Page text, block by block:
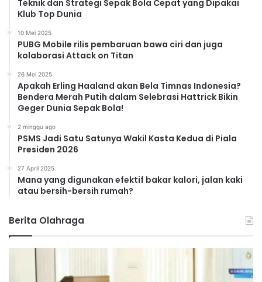
Teknik dan Strategi Sepak Bola Cepat yang Dipakai
Klub Top Dunia
10 Mei 2025
PUBG Mobile rilis pembaruan bawa ciri dan juga
kolaborasi Attack on Titan
26 Mei 2025
Apakah Erling Haaland akan Bela Timnas Indonesia?
Bendera Merah Putih dalam Selebrasi Hattrick Bikin
Geger Dunia Sepak Bola!
2 minggu ago
PSMS Jadi Satu Satunya Wakil Kasta Kedua di Piala
Presiden 2026
27 April 2025
Mana yang digunakan efektif bakar kalori, jalan kaki
atau bersih-bersih rumah?
Berita Olahraga